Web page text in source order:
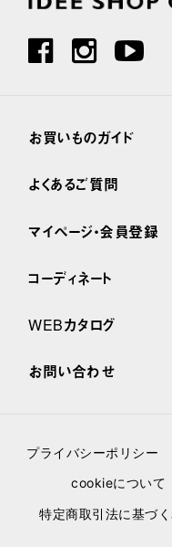
お買いものガイド
よくあるご質問
マイページ・会員登録
コーディネート
WEBカタログ
お問い合わせ
プライバシーポリシー
cookieについて
特定商取引法に基づ